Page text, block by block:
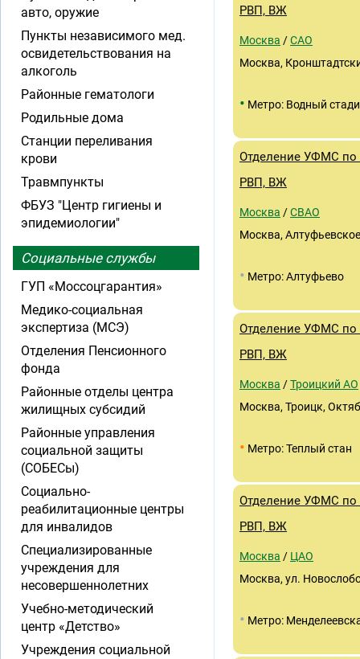
РВП, ВЖ
Москва /САО
Москва,
• Метро: Водный
Отделение УФМС по
РВП, ВЖ
Москва /СВАО
Москва,
• Метро: Алтуфьево
Отделение УФМС по
РВП, ВЖ
Москва /Троицкий АО
Москва, Троицк,
• Метро: Теплый стан
Отделение УФМС по
РВП, ВЖ
Москва / ЦАО
Москва, ул.
• Метро:
авто, оружие
Пункты независимого мед.
освидетельствования на
алкоголь
Районные гематологи
Родильные дома
Станции переливания
крови
Травмпункты
ФБУЗ "Центр гигиены и
эпидемиологии"
Социальные службы
ГУП «Моссоцгарантия»
Медико-социальная
экспертиза (МСЭ)
Отделения Пенсионного
фонда
Районные отделы центра
жилищных субсидий
Районные управления
социальной защиты
(СОБЕСы)
Социально-
реабилитационные центры
для инвалидов
Специализированные
учреждения для
несовершеннолетних
Учебно-методический
центр «Детство»
Учреждения социальной